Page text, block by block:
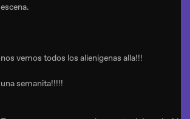
escena.
nos vemos todos los alienigenas alla!!!
una semanita!!!!!